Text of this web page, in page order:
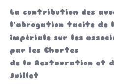
La contribution des
l’abrogation tacite de
impériale sur les
par les Chartes
de la Restauration et